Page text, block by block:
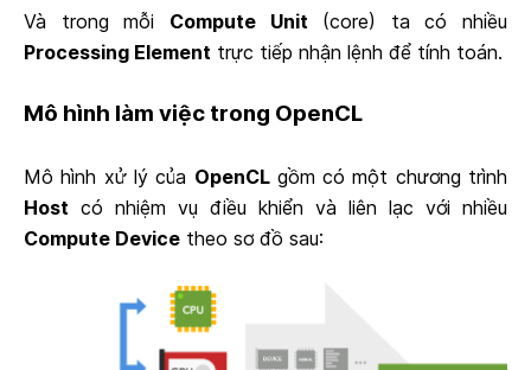
Và trong mỗi Compute Unit (core) ta có nhiều
Processing Element trực tiếp nhận lệnh để tính toán.
Mô hình làm việc trong OpenCL
Mô hình xử lý của OpenCLgồm có một chương trình
Host có nhiệm vụ điều khiển và liên lạc với nhiều
Compute Device theo sơ đồ sau: